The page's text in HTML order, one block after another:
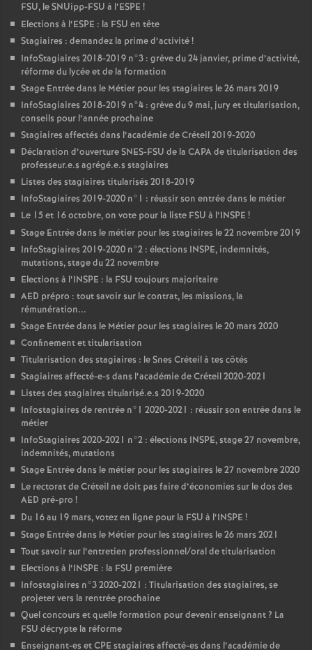
FSU, le SNUipp-FSU à l’ESPE !
Elections à l’ESPE : la FSU en tête
Stagiaires : demandez la prime d’activité!
InfoStagiaires 2018-2019 n°3 : grève du 24 janvier, prime d’activité,
réforme du lycée et de la formation
Stage Entrée dans le Métier pour les stagiaires le 26 mars 2019
InfoStagiaires 2018-2019 n°4 : grève du 9 mai, jury et titularisation,
conseils pour l’année prochaine
Stagiaires affectés dans l’académie de Créteil 2019-2020
Déclaration d’ouvertureSNES-FSU de la CAPAde titularisation des
professeur.e.s agrégé.e.s stagiaires
Listes des stagiaires titularisés 2018-2019
InfoStagiaires 2019-2020 n°1 : réussir son entrée dans le métier
Le 15 et 16 octobre, on vote pour la liste FSU à l’INSPE !
Stage Entrée dans le métier pour les stagiaires le 22 novembre 2019
InfoStagiaires 2019-2020 n°2 : élections INSPE, indemnités,
mutations, stage du 22 novembre
Elections à l’INSPE : la FSU toujours majoritaire
AED prépro : tout savoir sur le contrat, les missions, la
rémunération...
Stage Entrée dans le Métier pour les stagiaires le 20 mars 2020
Confinement et titularisation
Titularisation des stagiaires : le Snes Créteil à tes côtés
Stagiaires affecté-e-s dans l’académie de Créteil 2020-2021
Listes des stagiaires titularisé.e.s 2019-2020
Infostagiaires de rentrée n°1 2020-2021 : réussir son entrée dans le
métier
InfoStagiaires 2020-2021 n°2 : élections INSPE, stage 27 novembre,
indemnités, mutations
Stage Entrée dans le métier pour les stagiaires le 27 novembre 2020
Le rectorat de Créteil ne doit pas faire d’économies sur le dos des
AED pré-pro !
Du 16 au 19 mars, votez en ligne pour la FSU à l’INSPE !
Stage Entrée dans le Métier pour les stagiaires le 26 mars 2021
Tout savoir sur l’entretien professionnel/oral de titularisation
Elections à l’INSPE : la FSU première
Infostagiaires n°3 2020-2021 : Titularisation des stagiaires, se
projeter vers la rentrée prochaine
Quel concours et quelle formation pour devenir enseignant? La
FSU décrypte la réforme
Enseignant-es etCPE stagiaires affecté-es dans l’académie de